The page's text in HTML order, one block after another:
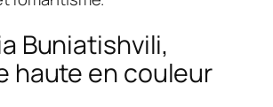
Buniatishvili,
haute en couleur